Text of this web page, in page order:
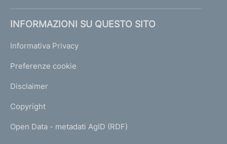
INFORMAZIONI SU QUESTO SITO
Informativa Privacy
Preferenze cookie
Disclaimer
Copyright
Open Data - metadati AgID (RDF)